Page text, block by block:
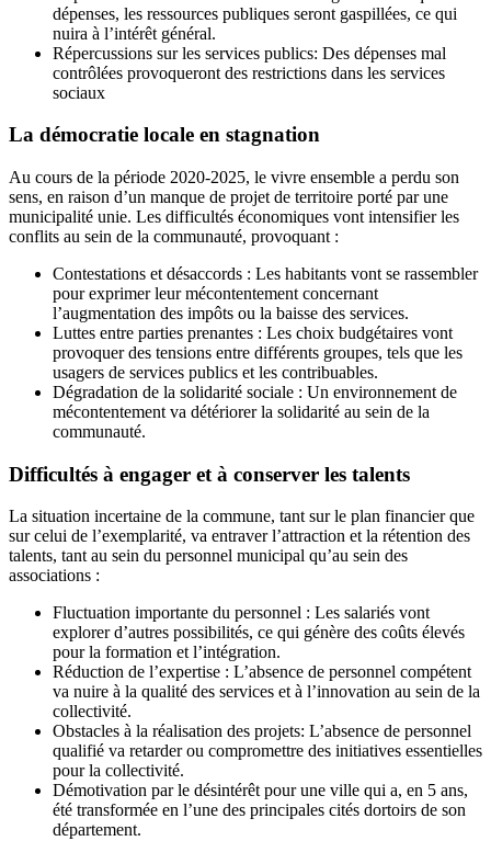
dépenses, les ressources publiques seront gaspillées, ce qui
nuira à l’intérêt général.
Répercussions sur les services publics: Des dépenses mal
contrôlées provoqueront des restrictions dans les services
sociaux
La démocratie locale en stagnation
Au cours de la période 2020-2025, le vivre ensemble a perdu son
sens, en raison d’un manque de projet de territoire porté par une
municipalité unie. Les difficultés économiques vont intensifier les
conflits au sein de la communauté, provoquant :
Contestations et désaccords : Les habitants vont se rassembler
pour exprimer leur mécontentement concernant
l’augmentation des impôts ou la baisse des services.
Luttes entre parties prenantes : Les choix budgétaires vont
provoquer des tensions entre différents groupes, tels que les
usagers de services publics et les contribuables.
Dégradation de la solidarité sociale : Un environnement de
mécontentement va détériorer la solidarité au sein de la
communauté.
Difficultés à engager et à conserver les talents
La situation incertaine de la commune, tant sur le plan financier que
sur celui de l’exemplarité, va entraver l’attraction et la rétention des
talents, tant au sein du personnel municipal qu’au sein des
associations :
Fluctuation importante du personnel : Les salariés vont
explorer d’autres possibilités, ce qui génère des coûts élevés
pour la formation et l’intégration.
Réduction de l’expertise : L’absence de personnel compétent
va nuire à la qualité des services et à l’innovation au sein de la
collectivité.
Obstacles à la réalisation des projets: L’absence de personnel
qualifié va retarder ou compromettre des initiatives essentielles
pour la collectivité.
Démotivation par le désintérêt pour une ville qui a, en 5 ans,
été transformée en l’une des principales cités dortoirs de son
département.